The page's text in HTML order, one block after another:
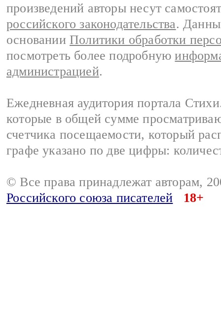
произведений авторы несут
российского законодательства.
основании Политики обработки
посмотреть более подробную
администрацией.
Ежедневная аудитория портала
которые в общей сумме
счетчика посещаемости, который
графе указано по две цифры:
© Все права принадлежат авторам,
Российского союза писателей
18+